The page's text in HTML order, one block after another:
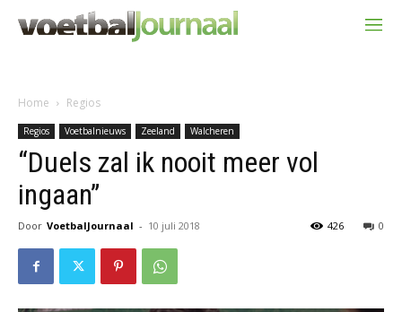
Home Regios
Regios Voetbalnieuws Zeeland Walcheren
“Duels zal ik nooit meer vol
ingaan”
Door VoetbalJournaal - 10 juli 2018 0
426